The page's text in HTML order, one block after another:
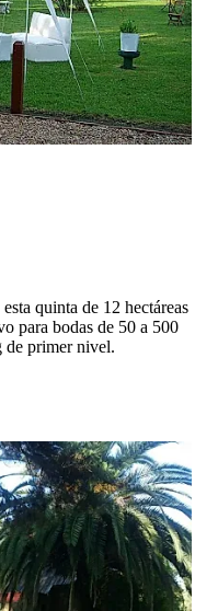
quinta de 12 hectáreas
para bodas de 50 a 500
de primer nivel.